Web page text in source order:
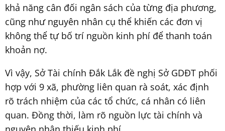
khả năng cân đối ngân sách của từng địa phương,
cũng như nguyên nhân cụ thể khiến các đơn vị
không thể tự bố trí nguồn kinh phí để thanh toán
khoản nợ.
Vì vậy, Sở Tài chính Đắk Lắk đề nghị Sở GDĐT phối
hợp với 9 xã, phường liên quan rà soát, xác định
rõ trách nhiệm của các tổ chức, cá nhân có liên
quan. Đồng thời, làm rõ nguồn lực tài chính và